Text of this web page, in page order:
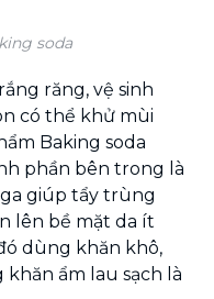
soda
răng, vệ sinh
có thể khử mùi
Baking soda
phần bên trong là
giúp tẩy trùng
lên bề mặt da ít
dùng khăn khô,
khăn ẩm lau sạch là